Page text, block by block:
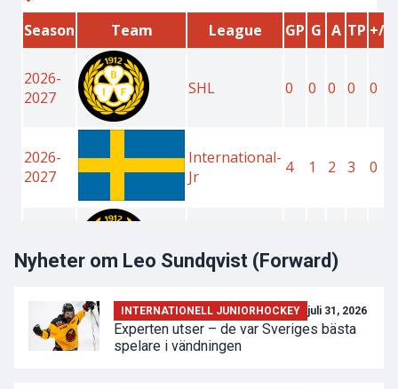
Nyheter om Leo Sundqvist (Forward)
INTERNATIONELL JUNIORHOCKEY juli 31, 2026
Experten utser – de var Sveriges bästa
spelare i vändningen